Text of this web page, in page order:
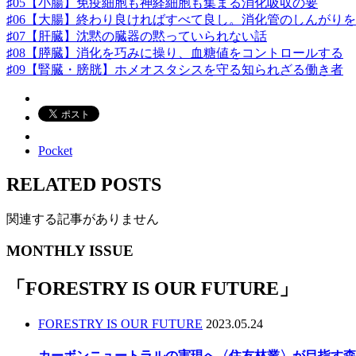
♯06【大腸】終わり良ければすべて良し。消化管のしんがり
♯07【肝臓】沈黙の臓器の黙っていられない話
♯08【膵臓】消化を巧みに操り、血糖値をコントロールする
♯09【腎臓・膀胱】ホメオスタシスを守る知られざる働き者
Pocket
RELATED POSTS
関連する記事がありません
MONTHLY ISSUE
「 FORESTRY IS OUR FUTURE 」
FORESTRY IS OUR FUTURE 2023.05.24